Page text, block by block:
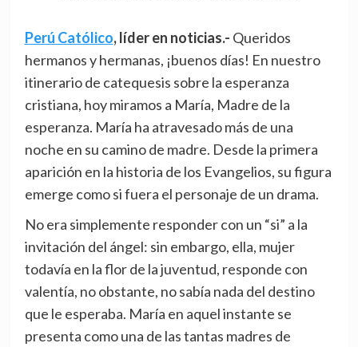
Perú Católico, líder en noticias.- Queridos
hermanos y hermanas, ¡buenos días! En nuestro
itinerario de catequesis sobre la esperanza
cristiana, hoy miramos a María, Madre de la
esperanza. María ha atravesado más de una
noche en su camino de madre. Desde la primera
aparición en la historia de los Evangelios, su figura
emerge como si fuera el personaje de un drama.
No era simplemente responder con un “si” a la
invitación del ángel: sin embargo, ella, mujer
todavía en la flor de la juventud, responde con
valentía, no obstante, no sabía nada del destino
que le esperaba. María en aquel instante se
presenta como una de las tantas madres de